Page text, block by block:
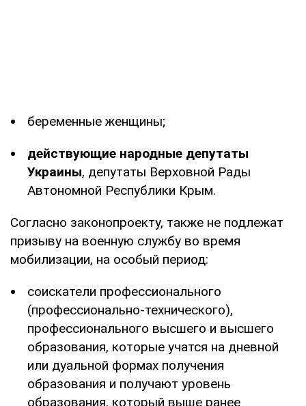
беременные женщины;
действующие народные депутаты
Украины, депутаты Верховной Рады
Автономной Республики Крым.
Согласно законопроекту, также не подлежат
призыву на военную службу во время
мобилизации, на особый период:
соискатели профессионального
(профессионально-технического),
профессионального высшего и высшего
образования, которые учатся на дневной
или дуальной формах получения
образования и получают уровень
образования, который выше ранее